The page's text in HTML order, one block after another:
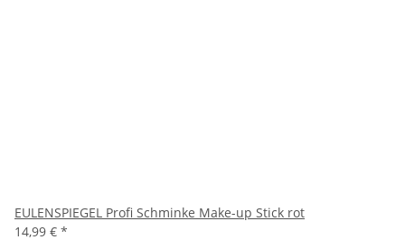
EULENSPIEGEL Profi Schminke Make-up Stick rot
14,99 € *